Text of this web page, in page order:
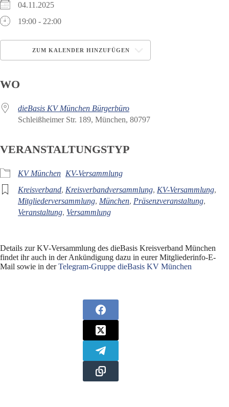
04.11.2025
19:00 - 22:00
ZUM KALENDER HINZUFÜGEN
WO
dieBasis KV München Bürgerbüro
Schleißheimer Str. 189, München, 80797
VERANSTALTUNGSTYP
KV München KV-Versammlung
Kreisverband, Kreisverbandversammlung, KV-Versammlung,
Mitgliederversammlung, München, Präsenzveranstaltung,
Veranstaltung, Versammlung
Details zur KV-Versammlung des dieBasis Kreisverband München
findet ihr auch in der Ankündigung dazu in eurer Mitgliederinfo-E-
Mail sowie in derTelegram-Gruppe dieBasis KV München